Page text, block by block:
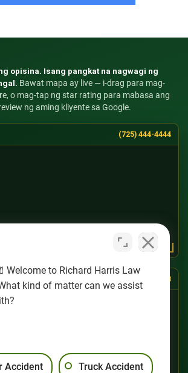
opisina. Isang pangkat na nagwagi ng
Bawat mapa ay live — i-drag para mag-
o mag-tap ng star rating para mabasa ang
ng aming kliyente sa Google.
(725) 444-4444
Vegas (725) 888-8888
Welcome to Richard Harris Law
kind of matter can we assist
Accident Truck Accident